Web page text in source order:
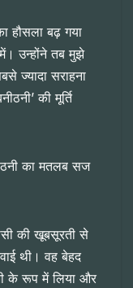
हौसला बढ़ गया
उन्होंने तब मुझे
ज्यादा सराहना
की मूर्ति
ठनी का मतलब सज
की खूबसूरती से
थी। वह बेहद
के रूप में लिया और